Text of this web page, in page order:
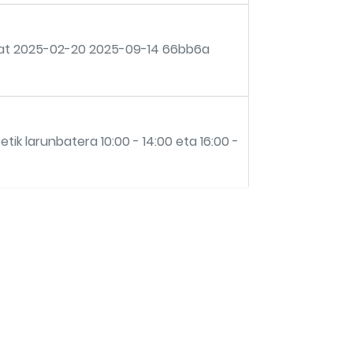
2025-02-20 2025-09-14 66bb6a
larunbatera 10:00 - 14:00 eta 16:00 -